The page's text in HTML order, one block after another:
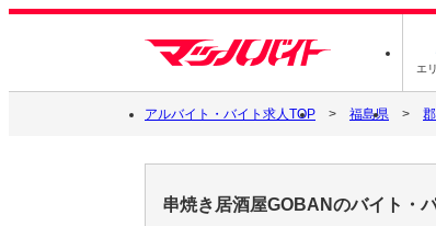
エ
アルバイト・バイト求人TOP 福島県
串焼き居酒屋GOBANのバイト・